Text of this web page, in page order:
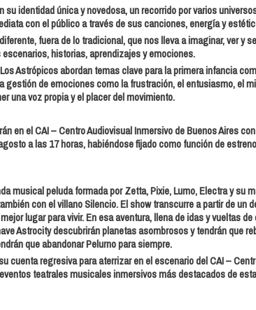
su identidad única y novedosa, un recorrido por varios
con el público a través de sus canciones, energía y
fuera de lo tradicional, que nos lleva a imaginar, ver y
historias, aprendizajes y emociones.
Astrópicos abordan temas clave para la primera infancia
gestión de emociones como la frustración, el entusiasmo, el
una voz propia y el placer del movimiento.
en el CAI – Centro Audiovisual Inmersivo de Buenos Aires
a las 17 horas, habiéndose fijado como función de
musical peluda formada por Zetta, Pixie, Lumo, Electra y su
con el villano Silencio. El show transcurre a partir de un
lugar para vivir. En esa aventura, llena de idas y vueltas
Astrocity descubrirán planetas asombrosos y tendrán que
que abandonar Pelurno para siempre.
cuenta regresiva para aterrizar en el escenario del CAI –
teatrales musicales inmersivos más destacados de